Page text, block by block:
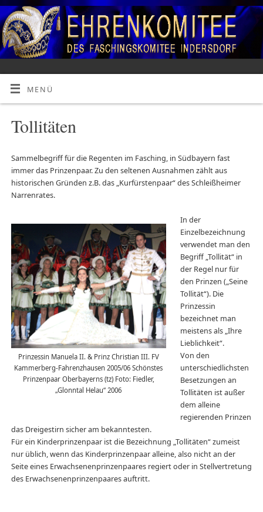
MENÜ
Tollitäten
Sammelbegriff für die Regenten im Fasching, in Südbayern fast
immer das Prinzenpaar. Zu den seltenen Ausnahmen zählt aus
historischen Gründen z.B. das „Kurfürstenpaar“ des Schleißheimer
Narrenrates.
Prinzessin Manuela II. & Prinz Christian III. FV
Kammerberg-Fahrenzhausen 2005/06 Schönstes
Prinzenpaar Oberbayerns (tz) Foto: Fiedler,
„Glonntal Helau“ 2006
In der
Einzelbezeichnung
verwendet man den
Begriff „Tollität“ in
der Regel nur für
den Prinzen („Seine
Tollität“). Die
Prinzessin
bezeichnet man
meistens als „Ihre
Lieblichkeit“.
Von den
unterschiedlichsten
Besetzungen an
Tollitäten ist außer
dem alleine
regierenden Prinzen
das Dreigestirn sicher am bekanntesten.
Für ein Kinderprinzenpaar ist die Bezeichnung „Tollitäten“ zumeist
nur üblich, wenn das Kinderprinzenpaar alleine, also nicht an der
Seite eines Erwachsenenprinzenpaares regiert oder in Stellvertretung
des Erwachsenenprinzenpaares auftritt.